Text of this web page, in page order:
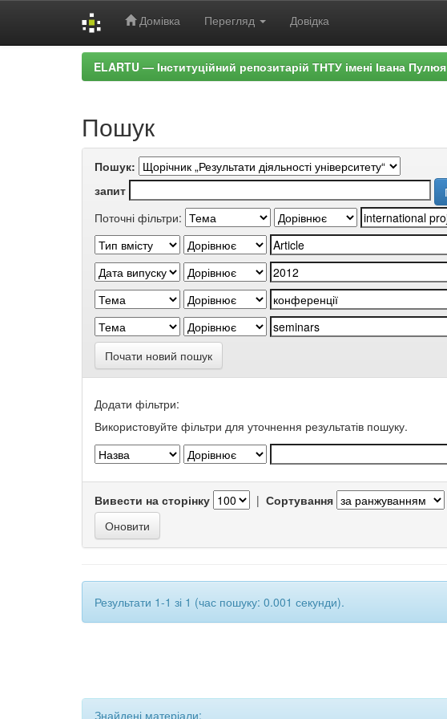
Домівка Перегляд Довідка
ELARTU — Інституційний репозитарій ТНТУ імені Івана Пулюя
Пошук
Пошук:
запит
Поточні фільтри:
Почати новий пошук
Додати фільтри:
Використовуйте фільтри для уточнення результатів пошуку.
Вивести на сторінку | Сортування
Результати 1-1 зі 1 (час пошуку: 0.001 секунди).
Знайдені матеріали: